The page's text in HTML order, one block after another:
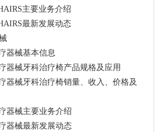
CHAIRS主要业务介绍
CHAIRS最新发展动态
医疗器械基本信息
脉医疗器械牙科治疗椅产品规格及应用
脉医疗器械主要业务介绍
脉医疗器械最新发展动态